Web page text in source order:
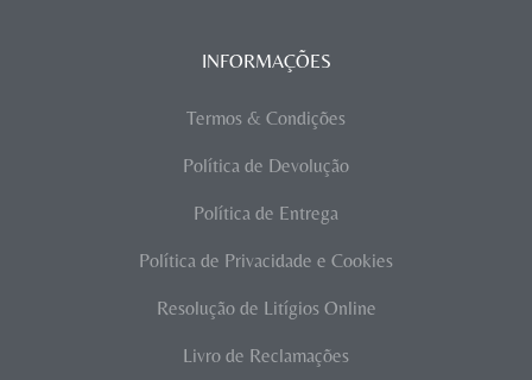
INFORMAÇÕES
Termos & Condições
Política de Devolução
Política de Entrega
Política de Privacidade e Cookies
Resolução de Litígios Online
Livro de Reclamações